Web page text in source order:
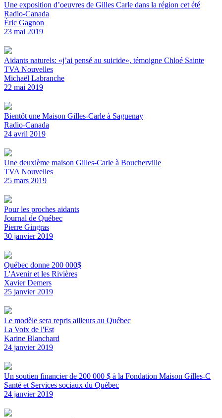
Une exposition d’oeuvres de Gilles Carle dans la région cet été
Radio-Canada
Éric Gagnon
23 mai 2019
Aidants naturels: «j’ai pensé au suicide», témoigne Chloé Sainte
TVA Nouvelles
Michaël Labranche
22 mai 2019
Bientôt une Maison Gilles-Carle à Saguenay
Radio-Canada
24 avril 2019
Une deuxième maison Gilles-Carle à Boucherville
TVA Nouvelles
25 mars 2019
Pour les proches aidants
Journal de Québec
Pierre Gingras
30 janvier 2019
Québec donne 200 000$
L'Avenir et les Rivières
Xavier Demers
25 janvier 2019
Le modèle sera repris ailleurs au Québec
La Voix de l'Est
Karine Blanchard
24 janvier 2019
Un soutien financier de 200 000 $ à la Fondation Maison Gilles-C
Santé et Services sociaux du Québec
24 janvier 2019